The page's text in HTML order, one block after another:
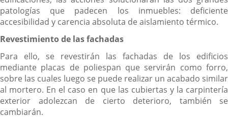
patologías que padecen los inmuebles: deficiente
accesibilidad y carencia absoluta de aislamiento térmico.
Revestimiento de las fachadas
Para ello, se revestirán las fachadas de los edificios
mediante placas de poliespan que servirán como forro,
sobre las cuales luego se puede realizar un acabado similar
al mortero. En el caso en que las cubiertas y la carpintería
exterior adolezcan de cierto deterioro, también se
cambiarán.